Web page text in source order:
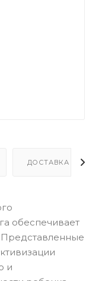
ДОСТАВКА
обеспечивает
Представленные
и